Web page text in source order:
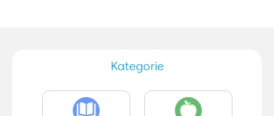
Kategorie